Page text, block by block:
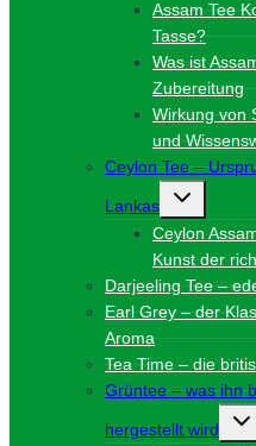
Assam Tee
Tasse?
Was ist
Zubereitung
Wirkung von
und
Ceylon Tee –
Lankas
Untermenü
Ceylon
Kunst der
Darjeeling Tee –
Earl Grey – der
Aroma
Tea Time – die
Grüntee – was ihn
hergestellt wird